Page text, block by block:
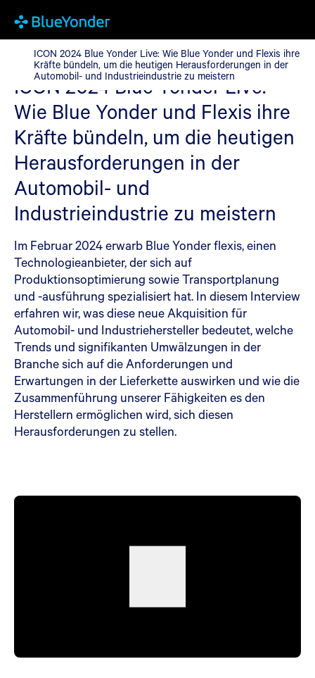
ICON 2024 Blue Yonder Live: Wie Blue Yonder und Flexis
ICON 2024 Blue Yonder Live: Wie Blue Yonder und Flexis ihre
Kräfte bündeln, um die heutigen Herausforderungen in der
Automobil- und Industrieindustrie zu meistern
ICON 2024 Blue Yonder Live:
Wie Blue Yonder und Flexis ihre
Kräfte bündeln, um die heutigen
Herausforderungen in der
Automobil- und
Industrieindustrie zu meistern
Im Februar 2024 erwarb Blue Yonder flexis, einen
Technologieanbieter, der sich auf
Produktionsoptimierung sowie Transportplanung
und -ausführung spezialisiert hat. In diesem Interview
erfahren wir, was diese neue Akquisition für
Automobil- und Industriehersteller bedeutet, welche
Trends und signifikanten Umwälzungen in der
Branche sich auf die Anforderungen und
Erwartungen in der Lieferkette auswirken und wie die
Zusammenführung unserer Fähigkeiten es den
Herstellern ermöglichen wird, sich diesen
Herausforderungen zu stellen.